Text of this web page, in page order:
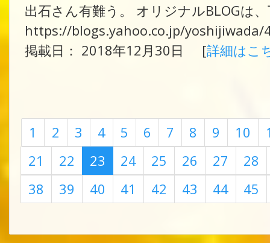
出石さん有難う。 オリジナルBLOGは
https://blogs.yahoo.co.jp/yoshijiwada/
掲載日： 2018年12月30日 [詳細はこ
1 2 3 4 5 6 7 8 9 10
21
22 23 24 25 26 27
28
38
39 40 41 42 43 44 45